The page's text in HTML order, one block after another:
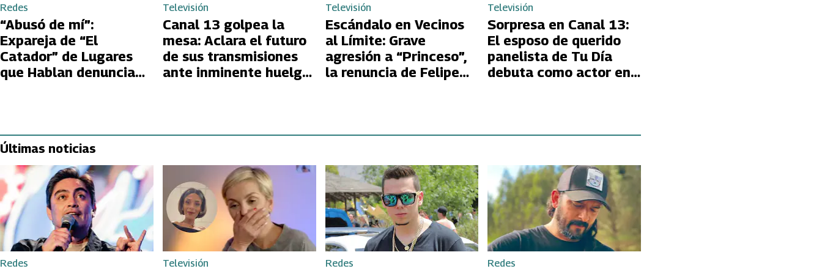
Redes
“Abusó de mí”:
Expareja de “El
Catador” de Lugares
que Hablan denuncia
Televisión
Canal 13 golpea la
mesa: Aclara el futuro
de sus transmisiones
ante inminente huelga
Televisión
Escándalo en Vecinos
al Límite: Grave
agresión a “Princeso”,
la renuncia de Felipe
desatan el caos
Televisión
Sorpresa en Canal 13:
El esposo de querido
panelista de Tu Día
debuta como actor en
Últimas noticias
Redes Televisión Redes Redes